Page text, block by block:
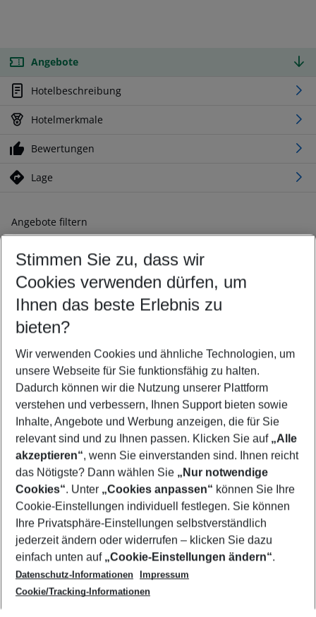
Angebote
Hotelbeschreibung
Hotelmerkmale
Bewertungen
Lage
Angebote filtern
Ändern Sie Ihre Kriterien nach Ihren Wünschen
Abflughafen wählen
Beliebiger Abflughafen
Reisezeitraum wählen
10.08.26– 08.08.27 5-8 Nächte
2 Erwachsene Keine Kinder
Mehr Filter anzeigen
Footer
Footer navigation
Über uns
AGB
Cookie-Einstellungen ändern
Cookie-Richtlinie
Datenschutz
Service & Hilfe
Barrierefreies Reisen
Check-in
Folgen Sie uns
Stimmen Sie zu, dass wir
Cookies verwenden dürfen, um
Ihnen das beste Erlebnis zu
bieten?
Wir verwenden Cookies und ähnliche Technologien, um
unsere Webseite für Sie funktionsfähig zu halten.
Dadurch können wir die Nutzung unserer Plattform
verstehen und verbessern, Ihnen Support bieten sowie
Inhalte, Angebote und Werbung anzeigen, die für Sie
relevant sind und zu Ihnen passen. Klicken Sie auf „Alle
akzeptieren“, wenn Sie einverstanden sind. Ihnen reicht
das Nötigste? Dann wählen Sie „Nur notwendige
Cookies“. Unter „Cookies anpassen“ können Sie Ihre
Cookie-Einstellungen individuell festlegen. Sie können
Ihre Privatsphäre-Einstellungen selbstverständlich
jederzeit ändern oder widerrufen – klicken Sie dazu
einfach unten auf „Cookie-Einstellungen ändern“.
Datenschutz-Informationen
Impressum
Cookie/Tracking-Informationen